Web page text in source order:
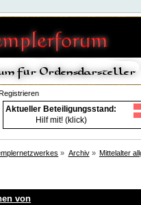
Aktueller Beteiligungsstand:
Hilf mit! (klick)
» Archiv» Mittelalter
von